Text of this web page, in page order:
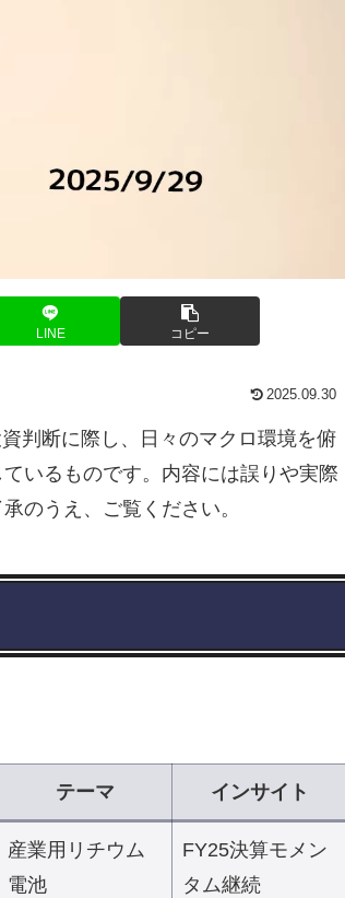
LINE コピー
2025.09.30
判断に際し、日々のマクロ環境を俯
いるものです。内容には誤りや実際
のうえ、ご覧ください。
テーマ インサイト
産業用リチウム
電池
FY25決算モメン
タム継続